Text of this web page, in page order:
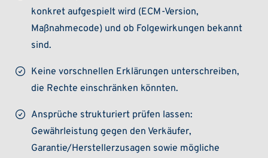
konkret aufgespielt wird (ECM-Version,
Maßnahmecode) und ob Folgewirkungen bekannt
sind.
Keine vorschnellen Erklärungen unterschreiben,
die Rechte einschränken könnten.
Ansprüche strukturiert prüfen lassen:
Gewährleistung gegen den Verkäufer,
Garantie/Herstellerzusagen sowie mögliche